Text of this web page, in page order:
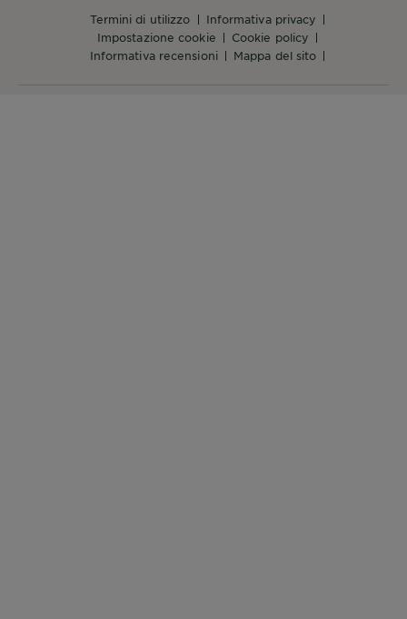
termini di utilizzo
informativa privacy
impostazione cookie
cookie policy
informativa recensioni
mappa del sito